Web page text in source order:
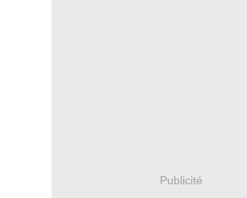
Publicité